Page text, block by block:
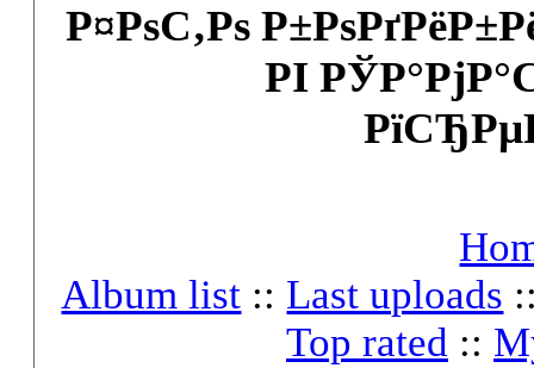
Р¤РѕС‚Рѕ
РІ
Album list :: Last uploads
Top rated ::